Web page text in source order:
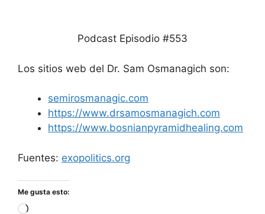
Podcast Episodio #553
Los sitios web del Dr. Sam Osmanagich son:
semirosmanagic.com
https://www.drsamosmanagich.com
https://www.bosnianpyramidhealing.com
Fuentes: exopolitics.org
Me gusta esto:
Cargando...